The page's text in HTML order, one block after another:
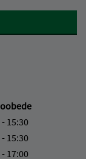
15:30
15:30
17:00